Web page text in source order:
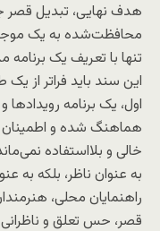
هدف نهایی، تبدیل قصر
محافظت‌شده به یک
تنها با تعریف یک برنامه
این سند باید فراتر از
اول، یک برنامه
هماهنگ شده و اطمینان
خالی و بلااستفاده
به عنوان ناظر، بلکه به
راهنمایان محلی،
قصر، حس تعلق و